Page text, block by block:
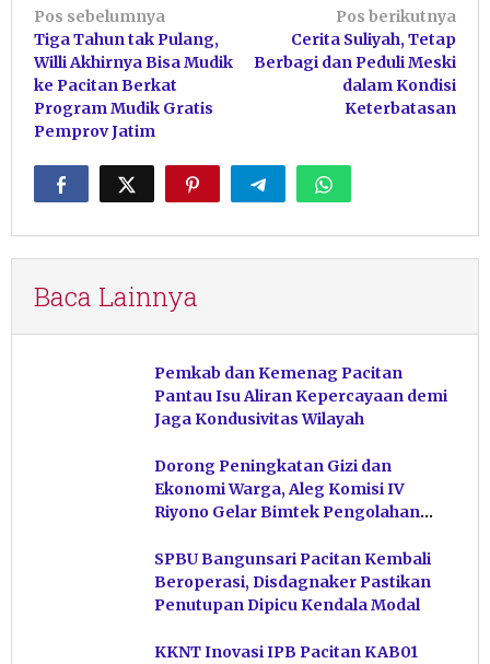
Navigasi
pos
Pos sebelumnya
Tiga Tahun tak Pulang,
Willi Akhirnya Bisa Mudik
ke Pacitan Berkat
Program Mudik Gratis
Pemprov Jatim
Pos berikutnya
Cerita Suliyah, Tetap
Berbagi dan Peduli Meski
dalam Kondisi
Keterbatasan
Baca Lainnya
Pemkab dan Kemenag Pacitan
Pantau Isu Aliran Kepercayaan demi
Jaga Kondusivitas Wilayah
Dorong Peningkatan Gizi dan
Ekonomi Warga, Aleg Komisi IV
Riyono Gelar Bimtek Pengolahan
SPBU Bangunsari Pacitan Kembali
Beroperasi, Disdagnaker Pastikan
Penutupan Dipicu Kendala Modal
KKNT Inovasi IPB Pacitan KAB01